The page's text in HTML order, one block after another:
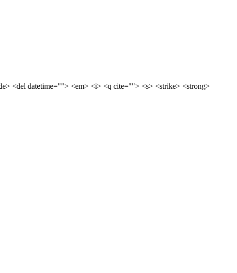
<del datetime=""> <em> <i> <q cite=""> <s> <strike> <strong>